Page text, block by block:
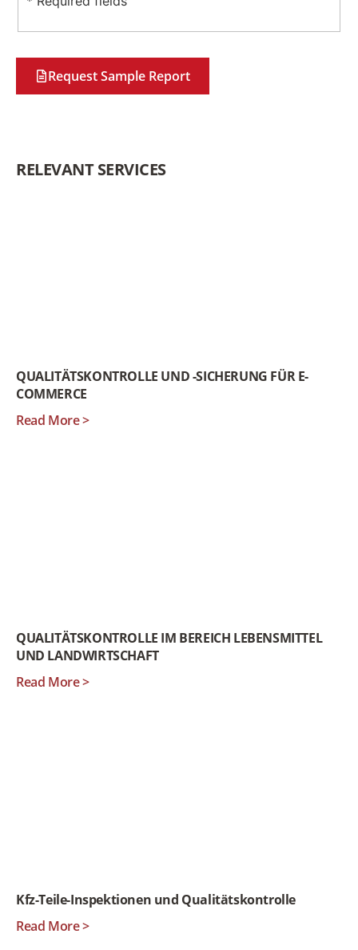
Request Sample Report
RELEVANT SERVICES
QUALITÄTSKONTROLLE UND -SICHERUNG FÜR E-
COMMERCE
Read More >
QUALITÄTSKONTROLLE IM BEREICH LEBENSMITTEL
UND LANDWIRTSCHAFT
Read More >
Kfz-Teile-Inspektionen und Qualitätskontrolle
Read More >